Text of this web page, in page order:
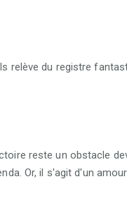
relève du registre
reste un obstacle
Or, il s'agit d'un